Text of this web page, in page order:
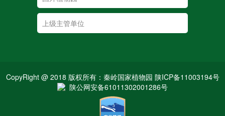
CopyRight @ 2018 版权所有：秦岭国家植物园 陕ICP备11003194号
陕公网安备61011302001286号